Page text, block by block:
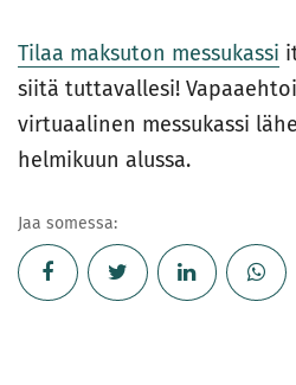
Tilaa maksuton messukassi
siitä tuttavallesi!
virtuaalinen messukassi
helmikuun alussa.
Jaa somessa: